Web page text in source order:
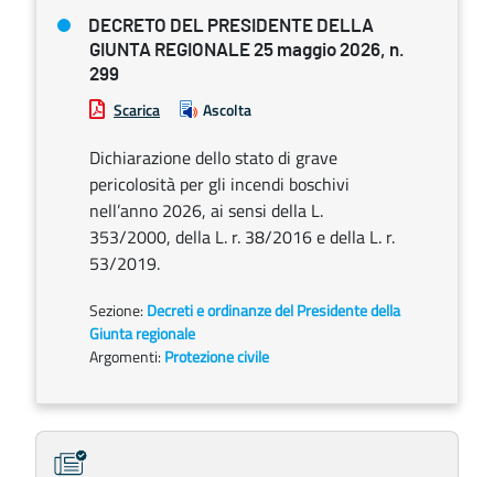
DECRETO DEL PRESIDENTE DELLA
GIUNTA REGIONALE 25 maggio 2026, n.
299
Scarica Ascolta
Dichiarazione dello stato di grave
pericolosità per gli incendi boschivi
nell’anno 2026, ai sensi della L.
353/2000, della L. r. 38/2016 e della L. r.
53/2019.
Sezione: Decreti e ordinanze del Presidente della
Giunta regionale
Argomenti: Protezione civile